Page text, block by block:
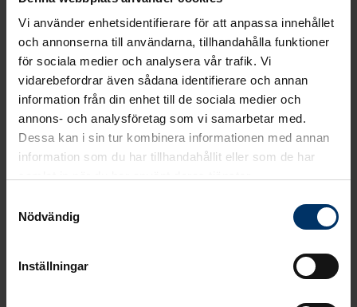
Vi använder enhetsidentifierare för att anpassa innehållet
och annonserna till användarna, tillhandahålla funktioner
för sociala medier och analysera vår trafik. Vi
vidarebefordrar även sådana identifierare och annan
information från din enhet till de sociala medier och
annons- och analysföretag som vi samarbetar med.
Dessa kan i sin tur kombinera informationen med annan
information som du har tillhandahållit eller som de har
Nödvändig
Inställningar